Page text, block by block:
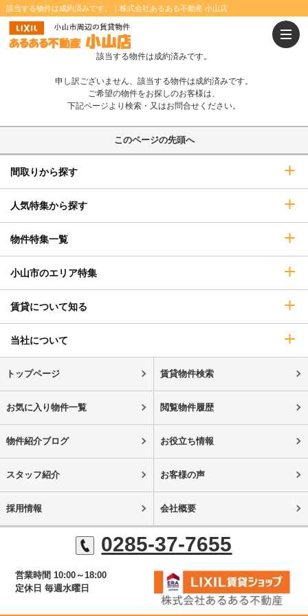
温水洗浄便座 浴室乾燥機
追焚きバス
カウンターキッチン
オートロック
TVインターホン
二人入居可 ウォークインクローゼット
該当する物件は成約済みです。｜株式会社あるある不動産 小山店
該当する物件は成約済みです。
申し訳ございません、該当する物件は成約済みです。
ご希望の物件をお探しのお客様は、
下記ページより検索・又はお問合せください。
このページの先頭へ
間取りから探す
人気特集から探す
物件特集一覧
小山市のエリア特集
賃貸について知る
当社について
トップページ 賃貸物件検索
お気に入り物件一覧 閲覧物件履歴
物件紹介ブログ お役立ち情報
スタッフ紹介 お客様の声
採用情報 会社概要
0285-37-7655
営業時間 10:00～18:00
定休日 毎週水曜日